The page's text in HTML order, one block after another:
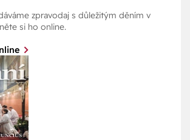
zpravodaj s důležitým děním v
si ho online.